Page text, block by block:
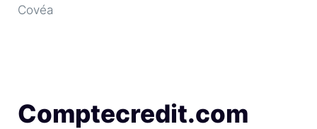
Covéa
Comptecredit.com